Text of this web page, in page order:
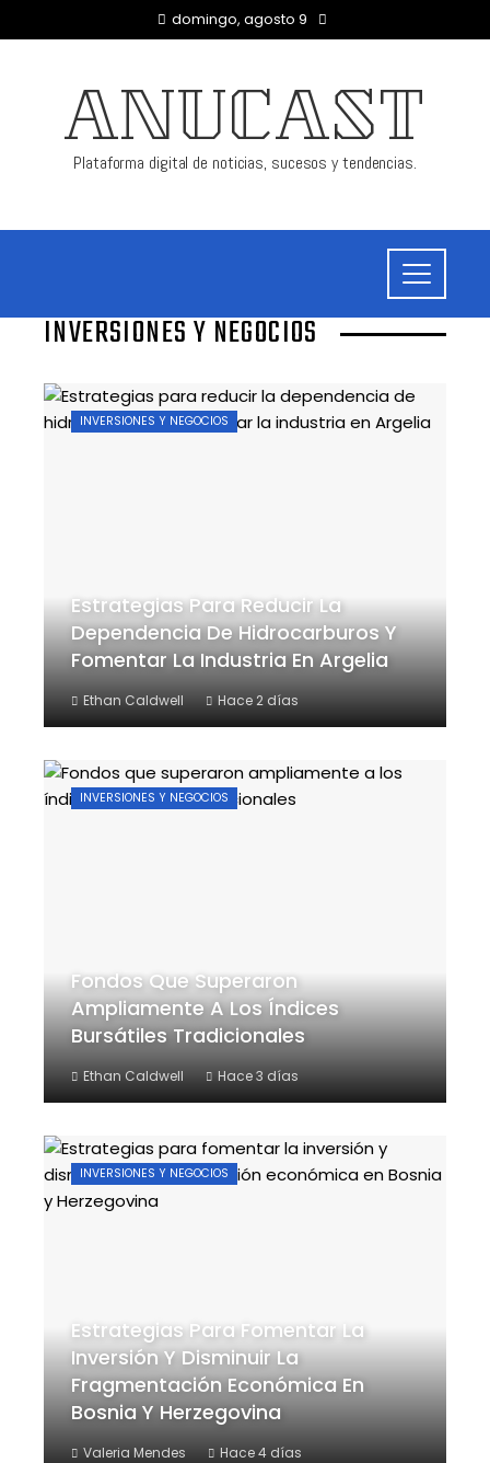
domingo, agosto 9
ANUCAST
Plataforma digital de noticias, sucesos y tendencias.
INVERSIONES Y NEGOCIOS
INVERSIONES Y NEGOCIOS
Estrategias Para Reducir La
Dependencia De Hidrocarburos Y
Fomentar La Industria En Argelia
Ethan Caldwell Hace 2 días
INVERSIONES Y NEGOCIOS
Fondos Que Superaron
Ampliamente A Los Índices
Bursátiles Tradicionales
Ethan Caldwell Hace 3 días
INVERSIONES Y NEGOCIOS
Estrategias Para Fomentar La
Inversión Y Disminuir La
Fragmentación Económica En
Bosnia Y Herzegovina
Valeria Mendes Hace 4 días